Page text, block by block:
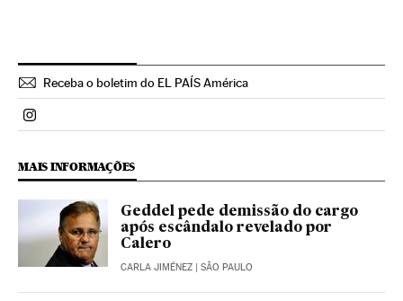
Receba o boletim do EL PAÍS América
Politica El País Brasil en Instagram
MAIS INFORMAÇÕES
Geddel pede demissão do cargo
após escândalo revelado por
Calero
CARLA JIMÉNEZ | SÃO PAULO